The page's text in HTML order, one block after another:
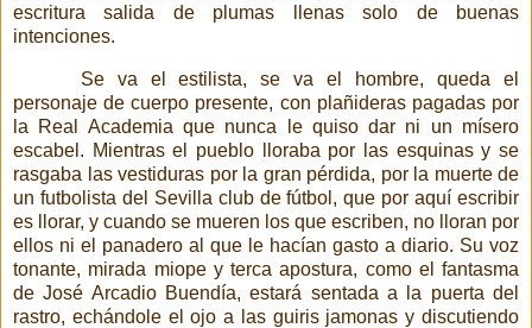
escritura salida de plumas llenas solo de buenas
intenciones.
Se va el estilista, se va el hombre, queda el
personaje de cuerpo presente, con plañideras pagadas por
la Real Academia que nunca le quiso dar ni un mísero
escabel. Mientras el pueblo lloraba por las esquinas y se
rasgaba las vestiduras por la gran pérdida, por la muerte de
un futbolista del Sevilla club de fútbol, que por aquí escribir
es llorar, y cuando se mueren los que escriben, no lloran por
ellos ni el panadero al que le hacían gasto a diario. Su voz
tonante, mirada miope y terca apostura, como el fantasma
de José Arcadio Buendía, estará sentada a la puerta del
rastro, echándole el ojo a las guiris jamonas y discutiendo